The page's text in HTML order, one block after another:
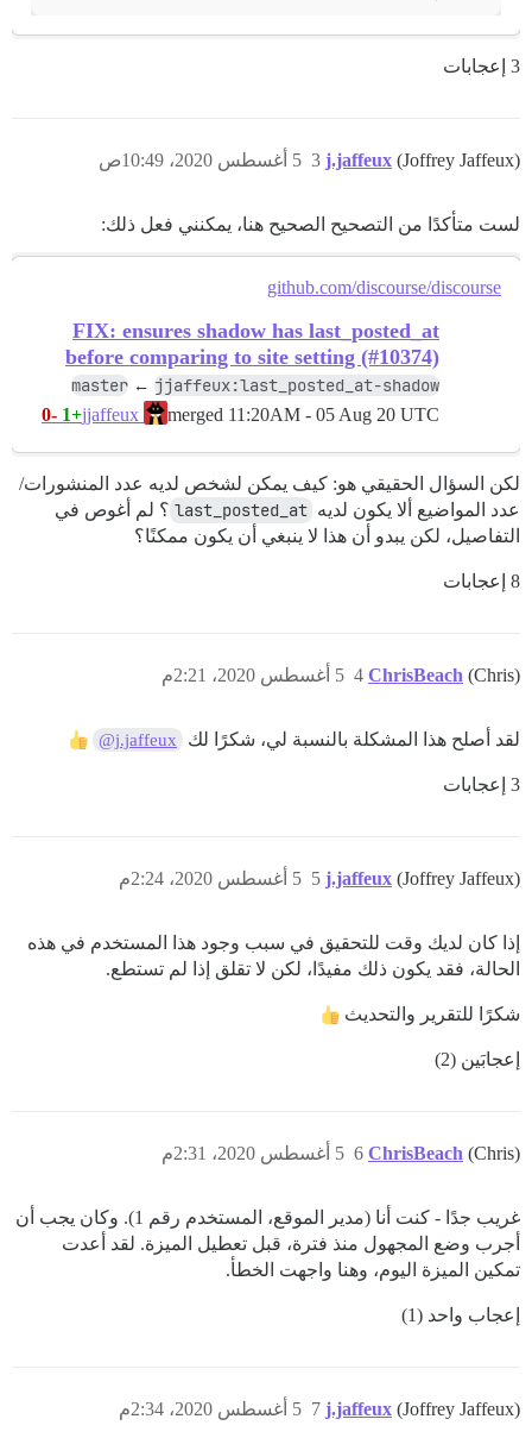
3 إعجابات
j.jaffeux (Joffrey Jaffeux) 5 أغسطس 2020، 10:49ص 3
لست متأكدًا من التصحيح الصحيح هنا، يمكنني فعل ذلك:
github.com/discourse/discourse
FIX: ensures shadow has last_posted_at
before comparing to site setting (#10374)
master ← jjaffeux:last_posted_at-shadow
merged 11:20AM - 05 Aug 20 UTC
+1
-0
لكن السؤال الحقيقي هو: كيف يمكن لشخص لديه عدد المنشورات/
عدد المواضيع ألا يكون لديه last_posted_at ؟ لم أغوص في
التفاصيل، لكن يبدو أن هذا لا ينبغي أن يكون ممكنًا؟
8 إعجابات
ChrisBeach (Chris) 5 أغسطس 2020، 2:21م 4
لقد أصلح هذا المشكلة بالنسبة لي، شكرًا لك @j.jaffeux
3 إعجابات
j.jaffeux (Joffrey Jaffeux) 5 أغسطس 2020، 2:24م 5
إذا كان لديك وقت للتحقيق في سبب وجود هذا المستخدم في هذه
الحالة، فقد يكون ذلك مفيدًا، لكن لا تقلق إذا لم تستطع.
شكرًا للتقرير والتحديث
إعجابَين (2)
ChrisBeach (Chris) 5 أغسطس 2020، 2:31م 6
غريب جدًا - كنت أنا (مدير الموقع، المستخدم رقم 1). وكان يجب أن
أجرب وضع المجهول منذ فترة، قبل تعطيل الميزة. لقد أعدت
تمكين الميزة اليوم، وهنا واجهت الخطأ.
إعجاب واحد (1)
j.jaffeux (Joffrey Jaffeux) 5 أغسطس 2020، 2:34م 7